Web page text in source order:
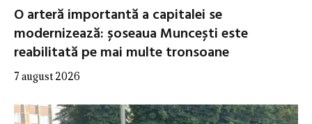
O arteră importantă a capitalei se
modernizează: șoseaua Muncești este
reabilitată pe mai multe tronsoane
7 august 2026